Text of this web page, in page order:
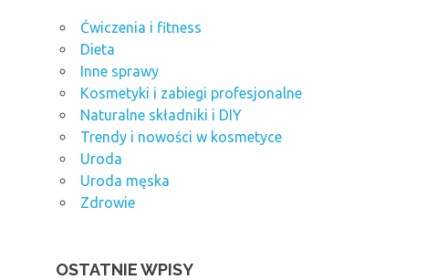
Ćwiczenia i fitness
Dieta
Inne sprawy
Kosmetyki i zabiegi profesjonalne
Naturalne składniki i DIY
Trendy i nowości w kosmetyce
Uroda
Uroda męska
Zdrowie
OSTATNIE WPISY